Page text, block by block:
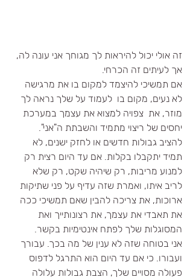
זה אולי יכול להיראות לך מגוחך אני עונה לה,
אך לעיתים זה הכרחי.
אם תמשיכי להיצמד למקום בו את מרגישה
לא נעים, מקום בו  לעמוד על שלך נראה לך
מוזר, את  צפויה למצוא את עצמך במערכת
יחסים של ריצוי מתמיד והשבתת ה"אני".
להציב גבולות חדשים או לחזק ישנים, לא
תמיד יתקבלו בקלות. אם עד היום רצית רק
למנוע מריבות, רק שיהיה שקט, רק שלא
לריב איתו, ואמרת שזה עדיף על פני שתיקות
ארוכות, את צריכה להבין שאם תמשיכי ככה
את תאבדי את עצמך, את רצונותייך ואת
המסוגלות שלך לפתח אינטימיות בקשר.
אני בטוחה שזה לא ענין של מה בכך. עבורך
ועבורו. כי אם עד היום הוא התרגל לדפוס
פעולה מסויים שלך, הצבת גבולות עלולה